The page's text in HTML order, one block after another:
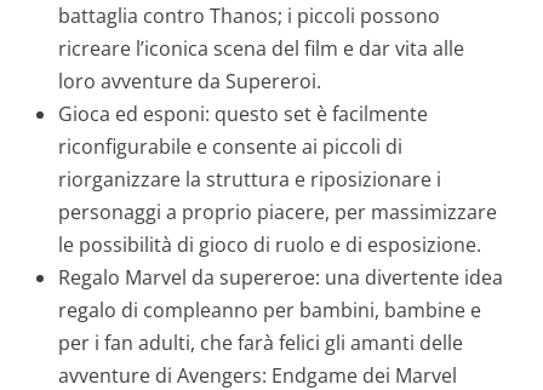
battaglia contro Thanos; i piccoli possono
ricreare l’iconica scena del film e dar vita alle
loro avventure da Supereroi.
Gioca ed esponi: questo set è facilmente
riconfigurabile e consente ai piccoli di
riorganizzare la struttura e riposizionare i
personaggi a proprio piacere, per massimizzare
le possibilità di gioco di ruolo e di esposizione.
Regalo Marvel da supereroe: una divertente idea
regalo di compleanno per bambini, bambine e
per i fan adulti, che farà felici gli amanti delle
avventure di Avengers: Endgame dei Marvel